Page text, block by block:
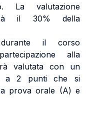
La valutazione
il 30% della
durante il corso
alla
valutata con un
a 2 punti che si
prova orale (A) e